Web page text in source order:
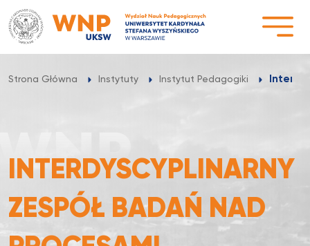
Przejdź
do
treści
Strona Główna Instytuty Instytut Pedagogiki
INTERDYSCYPLINARNY
ZESPÓŁ BADAŃ NAD